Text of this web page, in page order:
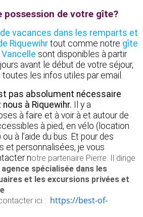
possession de votre gîte?
vacances dans les remparts et
Riquewihrtout comme notre gîte
Vancelle sont disponibles à partir
avant le début de votre séjour,
les infos utiles par email.
pas absolument nécessaire
à Riquewihr. Il y a
à faire et à voir à et autour de
à pied, en vélo (location
à l’aide du bus. Et pour des
et personnalisées, je vous
notre partenaire Pierre. Il dirige
spécialisée dans les
et les excursions privées et
.
ici : https://best-of-